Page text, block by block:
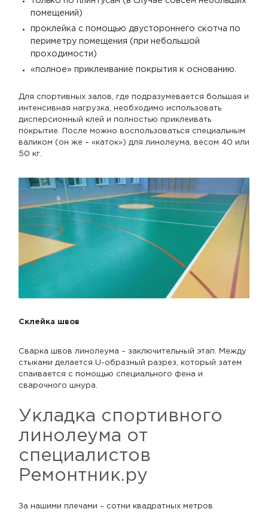
помещений)
проклейка с помощью двустороннего скотча по
периметру помещения (при небольшой
проходимости)
«полное» приклеивание покрытия к основанию.
Для спортивных залов, где подразумевается большая и
интенсивная нагрузка, необходимо использовать
дисперсионный клей и полностью приклеивать
покрытие. После можно воспользоваться специальным
валиком (он же – «каток») для линолеума, весом 40 или
50 кг.
Склейка швов
Сварка швов линолеума – заключительный этап. Между
стыками делается U-образный разрез, который затем
спаивается с помощью специального фена и
сварочного шнура.
Укладка спортивного
линолеума от
специалистов
Ремонтник.ру
За нашими плечами – сотни квадратных метров